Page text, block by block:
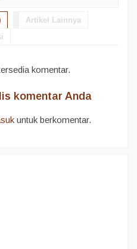
Artikel Lainnya
komentar.
komentar Anda
untuk berkomentar.